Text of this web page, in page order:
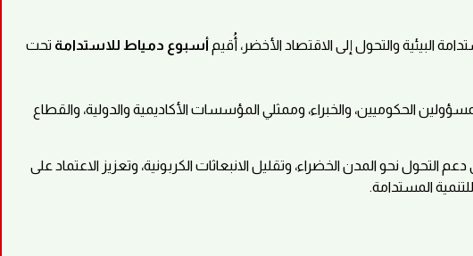
البيئية والتحول إلى الاقتصاد الأخضر، أُقيم أسبوع دمياط للاستدامة تحت
الحكوميين، والخبراء، وممثلي المؤسسات الأكاديمية والدولية، والقطاع
نحو المدن الخضراء، وتقليل الانبعاثات الكربونية، وتعزيز الاعتماد على
المستدامة.